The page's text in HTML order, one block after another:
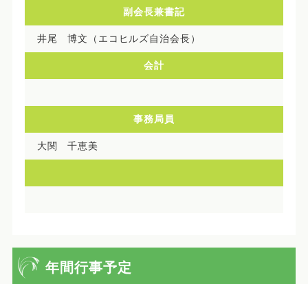
副会長兼書記
井尾 博文（エコヒルズ自治会長）
会計
事務局員
大関 千恵美
年間行事予定